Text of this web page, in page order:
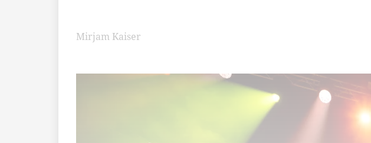
Mirjam Kaiser